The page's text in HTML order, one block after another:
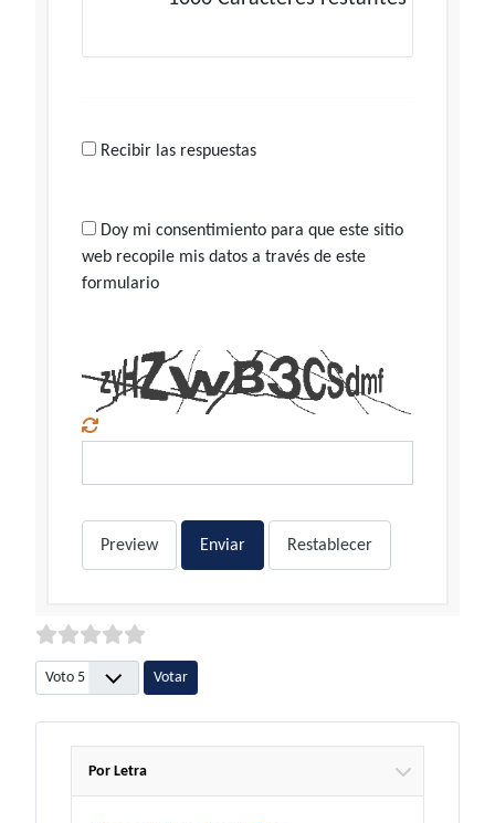
Recibir las respuestas
Doy mi consentimiento para que este sitio
web recopile mis datos a través de este
formulario
Preview Enviar Restablecer
Por favor, vote
Por Letra